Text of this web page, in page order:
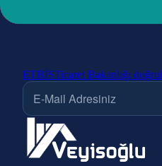
ETBİSTicaret Bakanlığı